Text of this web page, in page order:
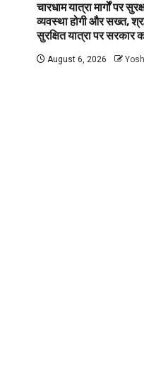
चारधाम यात्रा मार्गों पर
व्यवस्था होगी और सख्त,
सुरक्षित यात्रा पर सरकार
August 6, 2026